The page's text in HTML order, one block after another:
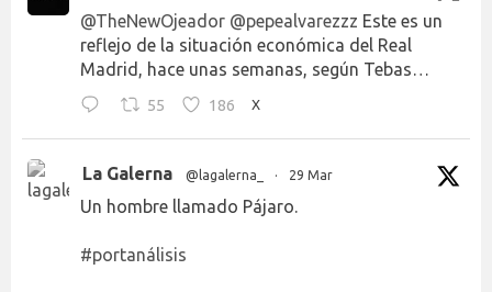
@TheNewOjeador @pepealvarezzz Este es un
reflejo de la situación económica del Real
Madrid, hace unas semanas, según Tebas…
55 186 X
La Galerna @lagalerna_ · 29 Mar
Un hombre llamado Pájaro.
#portanálisis